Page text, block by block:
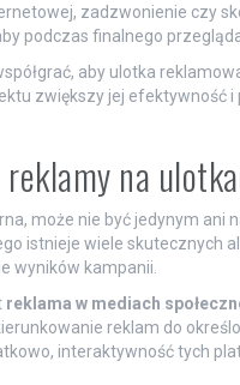
zadzwonienie czy
podczas finalnego
aby ulotka
zwiększy jej efektywność
na
może nie być jedynym ani
istnieje wiele skutecznych
wyników kampanii.
reklama w mediach
reklam do
interaktywność tych